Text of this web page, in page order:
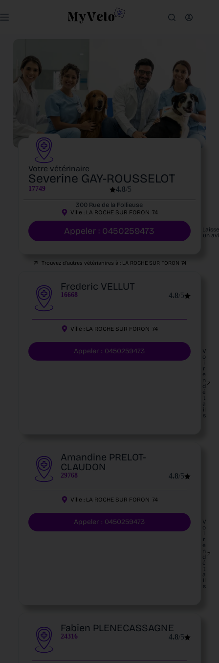
Votre vétérinaire
Severine GAY-ROUSSELOT
17749 4.8/5
300 Rue de la Follieuse
Ville : LA ROCHE SUR FORON 74
Appeler : 0450259473
un
Trouvez d'autres vétérianires à : LA ROCHE SUR FORON 74
Frederic VELLUT
16668 4.8/5
Ville : LA ROCHE SUR FORON 74
Appeler : 0450259473
V
o
i
r
e
n
d
é
t
a
il
s
Amandine PRELOT-
CLAUDON
29768 4.8/5
Ville : LA ROCHE SUR FORON 74
Appeler : 0450259473
V
o
i
r
e
n
d
é
t
a
il
s
Fabien PLENECASSAGNE
24316 4.8/5